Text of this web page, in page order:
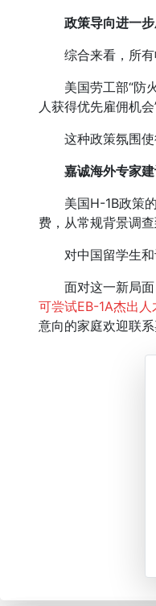
政策导向进一
综合来看，所有
美国劳工部“防火
人获得优先雇佣机会
这种政策氛围使
嘉诚海外专家
美国H-1B政策的
费，从常规背景调
对中国留学生和
面对这一新局面
可尝试EB-1A杰出人
意向的家庭欢迎联